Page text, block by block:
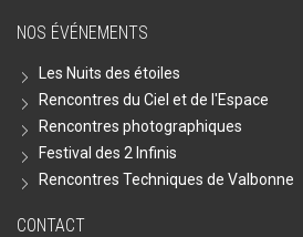
NOS ÉVÉNEMENTS
Les Nuits des étoiles
Rencontres du Ciel et de l'Espace
Rencontres photographiques
Festival des 2 Infinis
Rencontres Techniques de Valbonne
CONTACT